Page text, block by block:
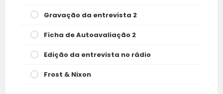
Gravação da entrevista 2
Ficha de Autoavaliação 2
Edição da entrevista no rádio
Frost & Nixon